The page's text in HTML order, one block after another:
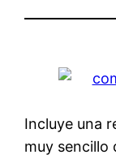
Incluye una
muy sencillo